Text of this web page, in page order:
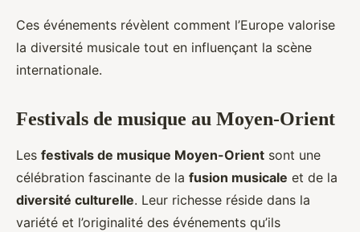
Ces événements révèlent comment l’Europe valorise
la diversité musicale tout en influençant la scène
internationale.
Festivals de musique au Moyen-Orient
Les festivals de musique Moyen-Orient sont une
célébration fascinante de la fusion musicale et de la
diversité culturelle. Leur richesse réside dans la
variété et l’originalité des événements qu’ils